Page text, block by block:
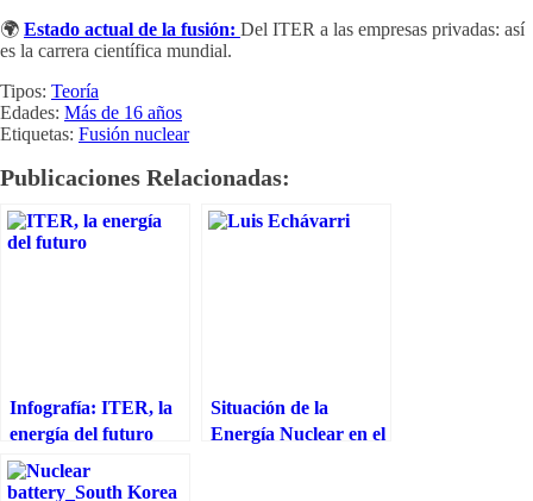
🌍 Estado actual de la fusión: Del ITER a las empresas privadas: así
es la carrera científica mundial.
Tipos: Teoría
Edades: Más de 16 años
Etiquetas: Fusión nuclear
Publicaciones Relacionadas:
Infografía: ITER, la
energía del futuro
Situación de la
Energía Nuclear en el